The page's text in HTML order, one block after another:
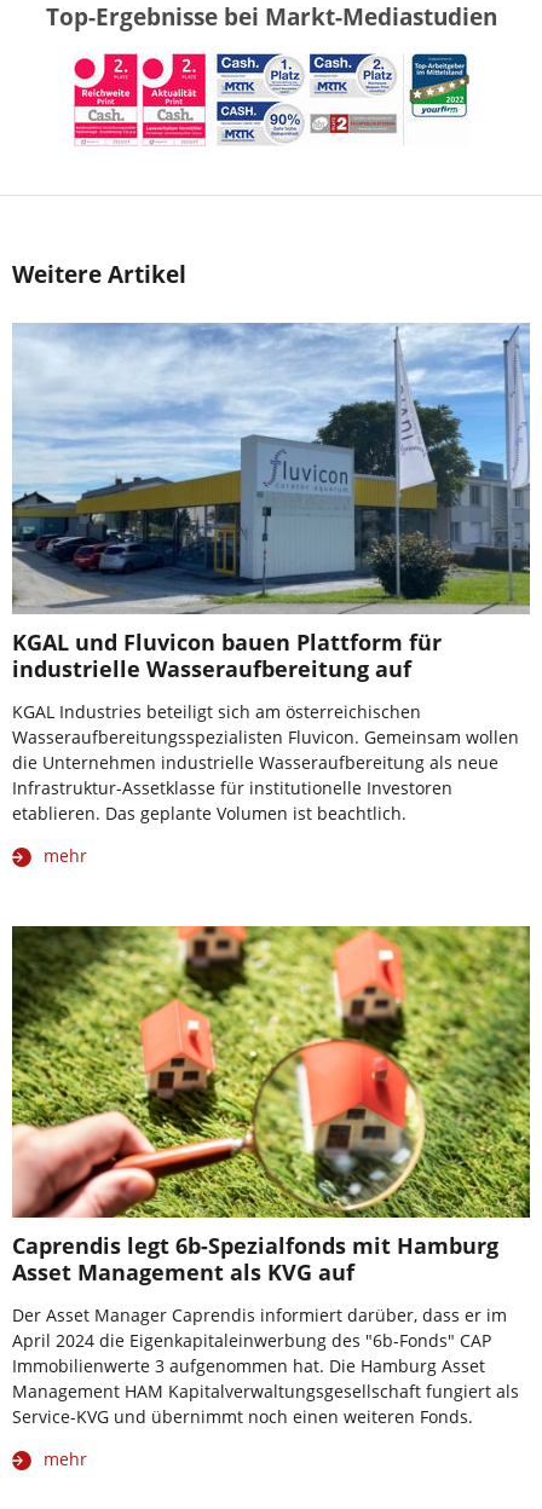
Top-Ergebnisse bei Markt-Mediastudien
Weitere Artikel
KGAL und Fluvicon bauen Plattform für
industrielle Wasseraufbereitung auf
KGAL Industries beteiligt sich am österreichischen
Wasseraufbereitungsspezialisten Fluvicon. Gemeinsam wollen
die Unternehmen industrielle Wasseraufbereitung als neue
Infrastruktur-Assetklasse für institutionelle Investoren
etablieren. Das geplante Volumen ist beachtlich.
mehr
Caprendis legt 6b-Spezialfonds mit Hamburg
Asset Management als KVG auf
Der Asset Manager Caprendis informiert darüber, dass er im
April 2024 die Eigenkapitaleinwerbung des "6b-Fonds" CAP
Immobilienwerte 3 aufgenommen hat. Die Hamburg Asset
Management HAM Kapitalverwaltungsgesellschaft fungiert als
Service-KVG und übernimmt noch einen weiteren Fonds.
mehr